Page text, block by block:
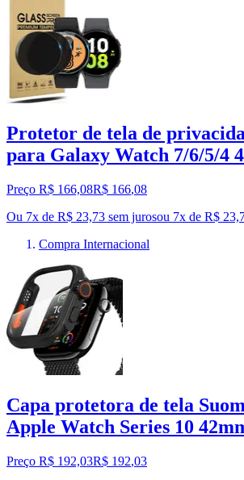
Protetor de tela de
para Galaxy Watch 7/6/5/4
Preço R$ 166,08R$ 166,08
Ou 7x de R$ 23,73 sem jurosou 7x de R$
Compra Internacional
Capa protetora de tela
Apple Watch Series 10
Preço R$ 192,03R$ 192,03